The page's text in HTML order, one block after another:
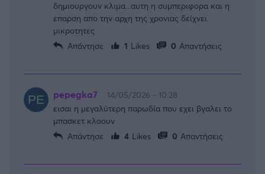
δημιουργουν κλιμα...αυτη η συμπεριφορα και η
επαρση απο την αρχη της χρονιας δείχνει
μικροτητες
Απάντησε
1 Likes 0 Απαντήσεις
pepegka7
14/05/2026 - 10:28
εισαι η μεγαλύτερη παρωδία που εχει βγαλει το
μπασκετ κλοουν
Απάντησε
4 Likes 0 Απαντήσεις